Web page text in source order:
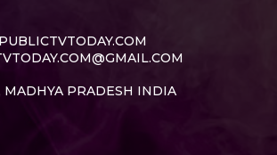
MADHYA PRADESH INDIA